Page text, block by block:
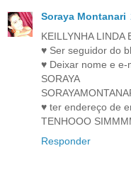
Soraya Montanari
KEILLYNHA LINDA
♥ Ser seguidor do
♥ Deixar nome e e-
♥ ter endereço de
TENHOOO
Responder